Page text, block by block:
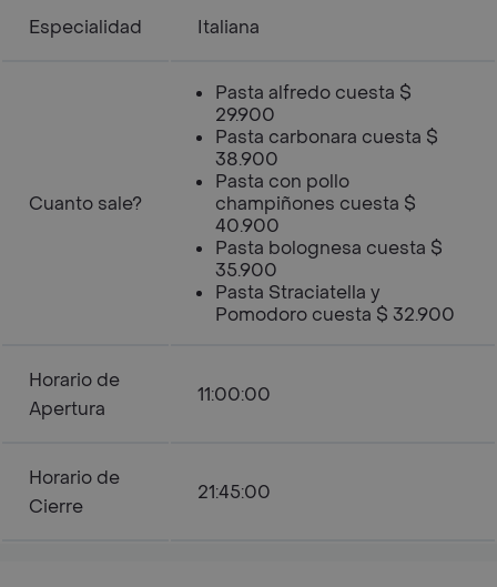
Especialidad Italiana
Cuanto sale?
Pasta alfredo cuesta $
29.900
Pasta carbonara cuesta $
38.900
Pasta con pollo
champiñones cuesta $
40.900
Pasta bolognesa cuesta $
35.900
Pasta Straciatella y
Pomodoro cuesta $ 32.900
Horario de
Apertura
11:00:00
Horario de
Cierre
21:45:00